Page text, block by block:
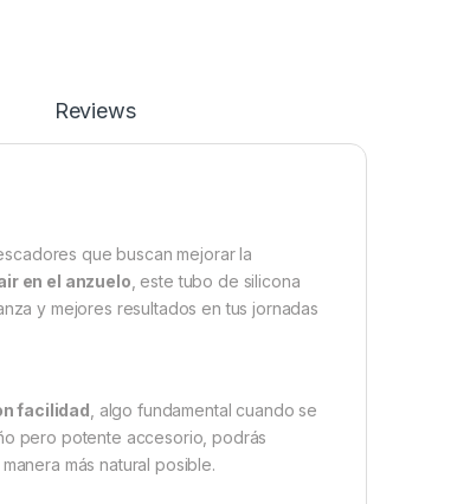
Reviews
que buscan mejorar la
en el anzuelo , este tubo de silicona
y mejores resultados en tus jornadas
facilidad , algo fundamental cuando se
pero potente accesorio, podrás
más natural posible.